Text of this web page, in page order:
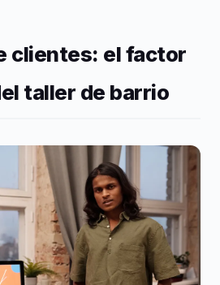
clientes: el factor
taller de barrio